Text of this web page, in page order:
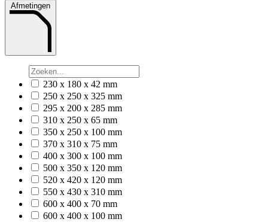
Afmetingen
230 x 180 x 42 mm
250 x 250 x 325 mm
295 x 200 x 285 mm
310 x 250 x 65 mm
350 x 250 x 100 mm
370 x 310 x 75 mm
400 x 300 x 100 mm
500 x 350 x 120 mm
520 x 420 x 120 mm
550 x 430 x 310 mm
600 x 400 x 70 mm
600 x 400 x 100 mm